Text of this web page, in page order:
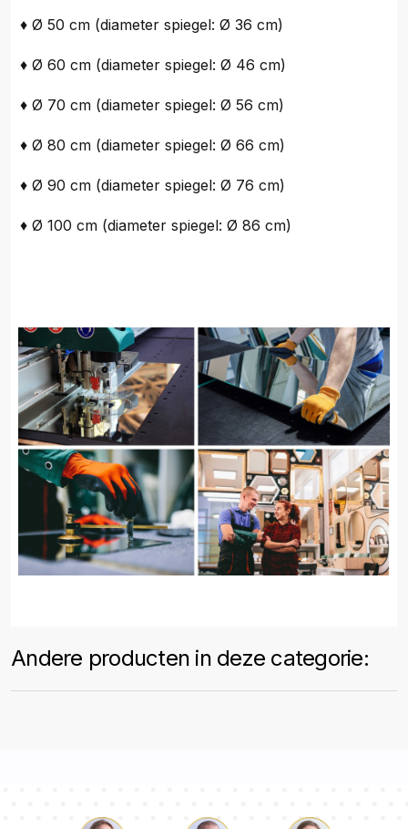
♦ Ø 50 cm (diameter spiegel: Ø 36 cm)
♦ Ø 60 cm (diameter spiegel: Ø 46 cm)
♦ Ø 70 cm (diameter spiegel: Ø 56 cm)
♦ Ø 80 cm (diameter spiegel: Ø 66 cm)
♦ Ø 90 cm (diameter spiegel: Ø 76 cm)
♦ Ø 100 cm (diameter spiegel: Ø 86 cm)
Andere producten in deze categorie: